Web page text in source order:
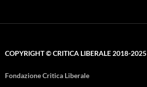
COPYRIGHT © CRITICA LIBERALE 2018-2025
Fondazione Critica Liberale